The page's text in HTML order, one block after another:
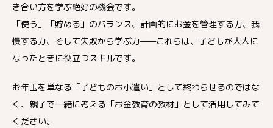
き合い方を学ぶ絶好の機会です。
「使う」「貯める」のバランス、計画的にお金を管理する力、我
慢する力、そして失敗から学ぶ力——これらは、子どもが大人に
なったときに役立つスキルです。
お年玉を単なる「子どものお小遣い」として終わらせるのではな
く、親子で一緒に考える「お金教育の教材」として活用してみて
ください。